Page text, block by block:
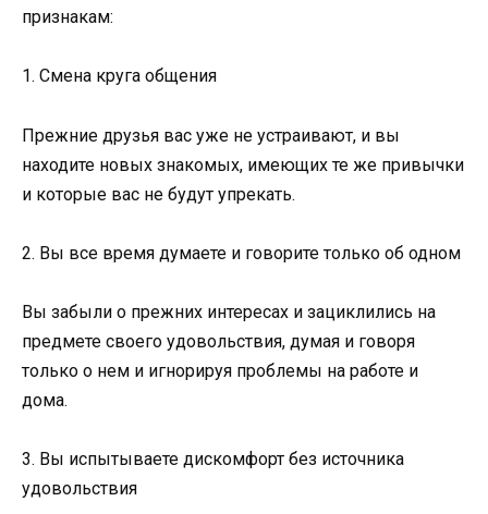
признакам:
1. Смена круга общения
Прежние друзья вас уже не устраивают, и вы
находите новых знакомых, имеющих те же привычки
и которые вас не будут упрекать.
2. Вы все время думаете и говорите только об одном
Вы забыли о прежних интересах и зациклились на
предмете своего удовольствия, думая и говоря
только о нем и игнорируя проблемы на работе и
дома.
3. Вы испытываете дискомфорт без источника
удовольствия